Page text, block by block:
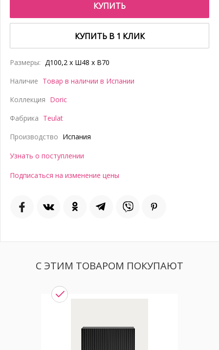
КУПИТЬ
КУПИТЬ В 1 КЛИК
Размеры: Д100,2 x Ш48 x В70
Наличие Товар в наличии в Испании
Коллекция Doric
Фабрика Teulat
Производство Испания
Узнать о поступлении
Подписаться на изменение цены
С ЭТИМ ТОВАРОМ ПОКУПАЮТ